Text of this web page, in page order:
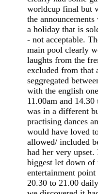
worldcup final but
the
a holiday that is
- not acceptable.
main pool clearly
laughts from the
excluded from that
seggregated
with the english
11.00am and
was in a different
practising dances
would have loved
allowed/ included
had her very
biggest let down
entertainment
20.30 to 21.00